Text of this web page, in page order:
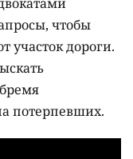
чтобы
участок дороги.
потерпевших.